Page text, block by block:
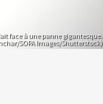
face à une panne gigantesque.
SOPA Images/Shutterstock)